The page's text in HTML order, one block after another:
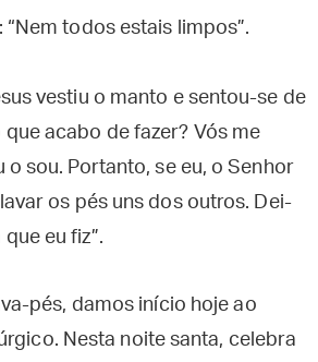
todos estais limpos”.
vestiu o manto e sentou-se de
acabo de fazer? Vós me
o sou. Portanto, se eu, o Senhor
os pés uns dos outros. Dei-
eu fiz”.
pés, damos início hoje ao
Nesta noite santa, celebra